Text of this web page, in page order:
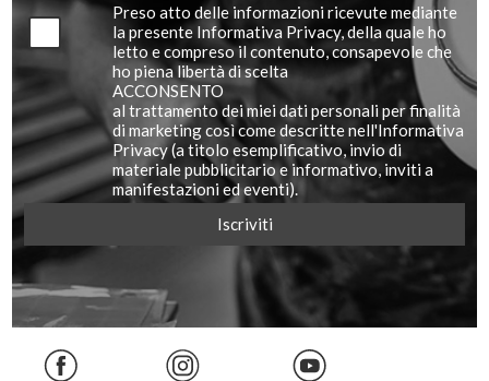
Preso atto delle informazioni ricevute mediante
la presente Informativa Privacy, della quale ho
letto e compreso il contenuto, consapevole che
ho piena libertà di scelta
ACCONSENTO
al trattamento dei miei dati personali per finalità
di marketing così come descritte nell'Informativa
Privacy (a titolo esemplificativo, invio di
materiale pubblicitario e informativo, inviti a
manifestazioni ed eventi).